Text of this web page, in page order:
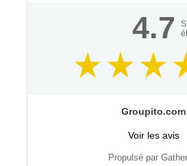
4.7
Groupito.com
Voir les avis
Propulsé par